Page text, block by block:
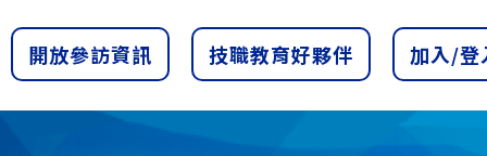
開放參訪資訊 技職教育好夥伴 加入/登